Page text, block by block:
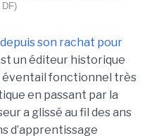
DF)
depuis son rachat pour
un éditeur historique
éventail fonctionnel très
en passant par la
a glissé au fil des ans
d’apprentissage